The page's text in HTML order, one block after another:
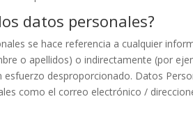
datos personales?
se hace referencia a cualquier
o apellidos) o indirectamente (por
esfuerzo desproporcionado. Datos
como el correo electrónico /